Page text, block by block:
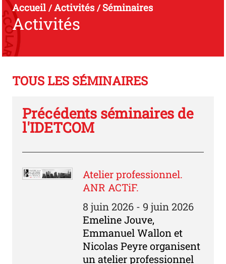
Accueil/Activités/Séminaires
Activités
TOUS LES SÉMINAIRES
Précédents séminaires de
l'IDETCOM
Atelier professionnel.
ANR ACTiF.
8 juin 2026 - 9 juin 2026
Emeline Jouve,
Emmanuel Wallon et
Nicolas Peyre organisent
un atelier professionnel